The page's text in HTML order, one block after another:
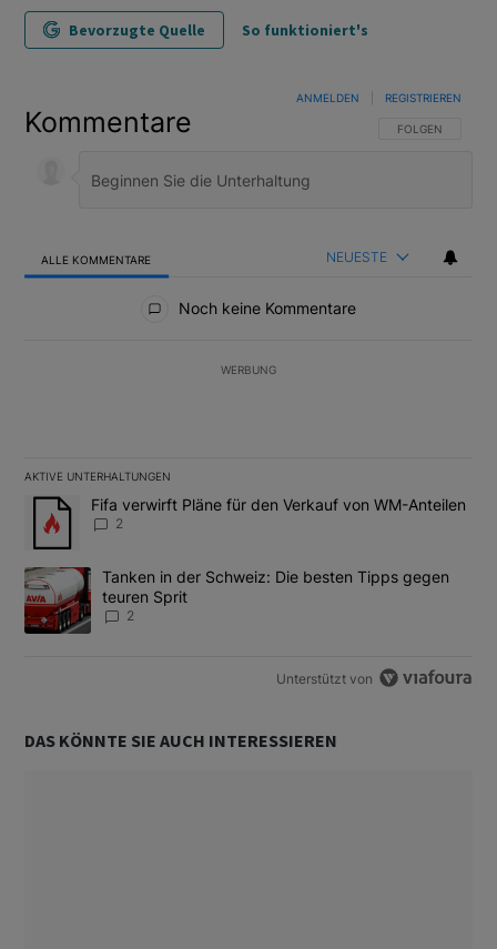
Bevorzugte Quelle So funktioniert's
Kommentare FOLGE DIESER
FOLGEN
ANMELDEN REGISTRIEREN
ALLE KOMMENTARE NEUESTE
Noch keine Kommentare
WERBUNG
AKTIVE UNTERHALTUNGEN
Das Folgende ist eine Liste der am meisten kommentierten
Ein Trendartikel mit dem Titel "Fifa verwirft Pläne für den
Fifa verwirft Pläne für den Verkauf von WM-Anteilen
2
Ein Trendartikel mit dem Titel "Tanken in der Schweiz: Die
Tanken in der Schweiz: Die besten Tipps gegen
teuren Sprit
2
Unterstützt von
DAS KÖNNTE SIE AUCH INTERESSIEREN